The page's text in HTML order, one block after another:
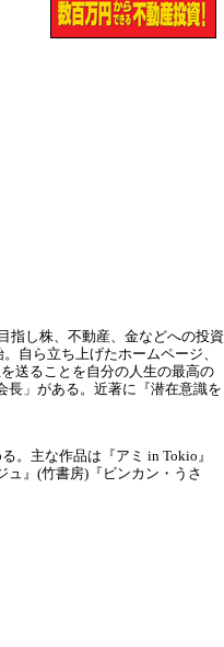
指し株、不動産、金などへの投資
自ら立ち上げたホームページ、
送ることを自分の人生の最高の
長」がある。近著に『潜在意識を
。主な作品は『アミ in Tokio』
ュ』(竹書房)『ビンカン・うさ